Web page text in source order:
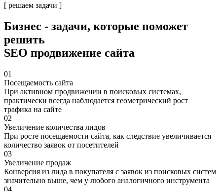
[ решаем задачи ]
Бизнес - задачи, которые поможет
решить
SEO продвижение сайта
01
Посещаемость сайта
При активном продвижении в поисковых системах,
практически всегда наблюдается геометрический рост
трафика на сайте
02
Увеличение количества лидов
При росте посещаемости сайта, как следствие увеличивается
количество заявок от посетителей
03
Увеличение продаж
Конверсия из лида в покупателя с заявок из поисковых систем
значительно выше, чем у любого аналогичного инструмента
04